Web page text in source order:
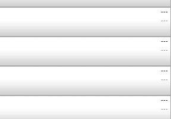
---
---
---
---
---
---
---
---